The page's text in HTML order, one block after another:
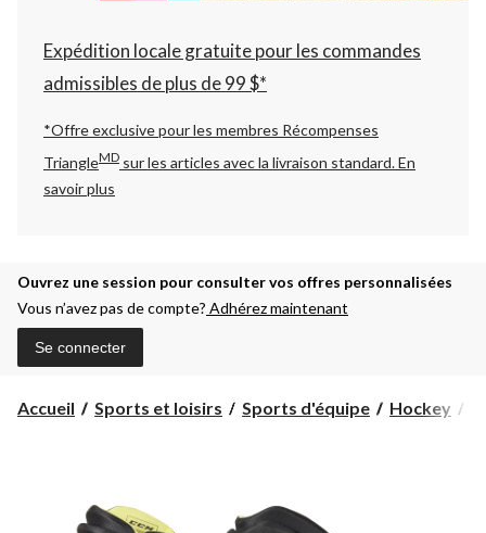
changer
Expédition locale gratuite pour les commandes
admissibles de plus de 99 $*
*Offre exclusive pour les membres Récompenses
TriangleMD sur les articles avec la livraison standard.En
savoir plus
Ouvrez une session pour consulter vos offres personnalisées
Vous n’avez pas de compte? Adhérez maintenant
Se connecter
Accueil Sports et loisirs Sports d'équipe Hockey